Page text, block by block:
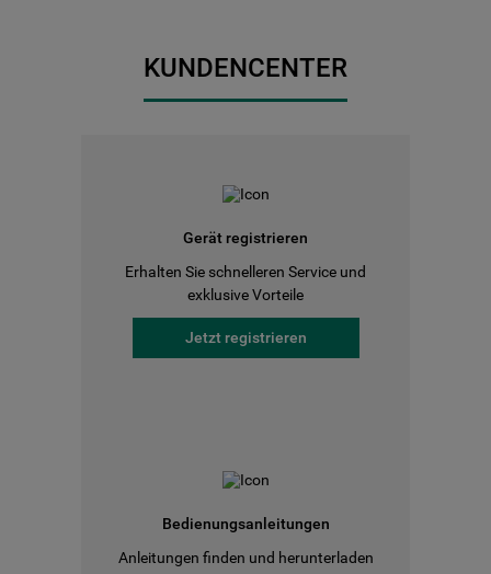
KUNDENCENTER
Gerät registrieren
Erhalten Sie schnelleren Service und
exklusive Vorteile
Jetzt registrieren
Bedienungsanleitungen
Anleitungen finden und herunterladen